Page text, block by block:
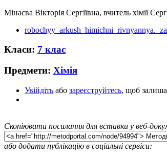
Мінаєва Вікторія Сергіївна, вчитель хімії
Класи: 7 клас
Предмети: Хімія
Увійдіть або зареєструйтесь, щоб
Скопіювати посилання для вставки у веб-
або додати публікацію в соціальні сервіси: